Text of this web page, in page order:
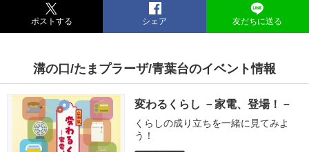
ポストする シェア 友だちに送る
溝の口/たまプラーザ/青葉台のイベント情報
変わるくらし －家電、登場！－
くらしの成り立ちを一緒に見てみよ
う！